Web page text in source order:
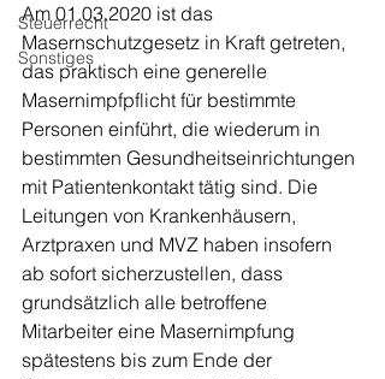
Steuerrecht
Sonstiges
Am 01.03.2020 ist das
Masernschutzgesetz in Kraft getreten,
das praktisch eine generelle
Masernimpfpflicht für bestimmte
Personen einführt, die wiederum in
bestimmten Gesundheitseinrichtungen
mit Patientenkontakt tätig sind. Die
Leitungen von Krankenhäusern,
Arztpraxen und MVZ haben insofern
ab sofort sicherzustellen, dass
grundsätzlich alle betroffene
Mitarbeiter eine Masernimpfung
spätestens bis zum Ende der